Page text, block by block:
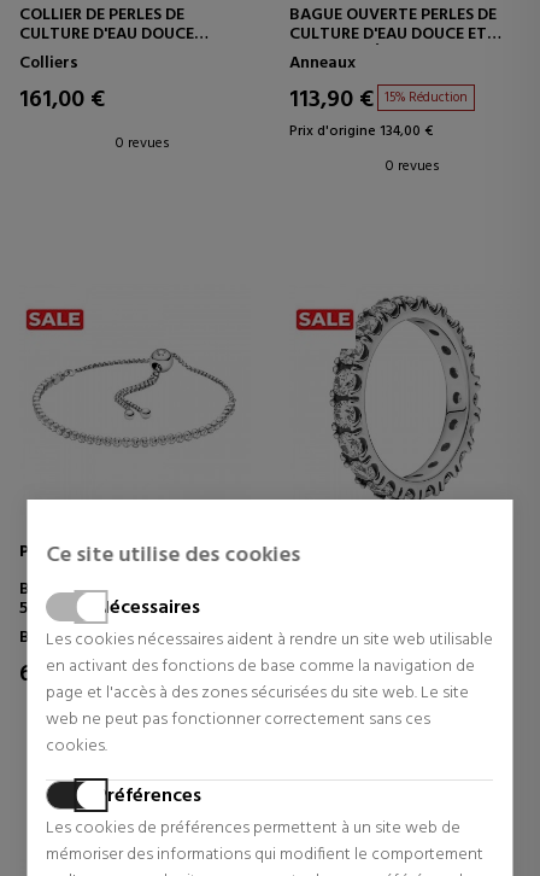
Ce site utilise des cookies
Nécessaires
Les cookies nécessaires aident à rendre un site web utilisable
en activant des fonctions de base comme la navigation de
page et l'accès à des zones sécurisées du site web. Le site
web ne peut pas fonctionner correctement sans ces
cookies.
Préférences
Les cookies de préférences permettent à un site web de
mémoriser des informations qui modifient le comportement
COLLIER DE PERLES DE
CULTURE D'EAU DOUCE
363167C01
Colliers
161,00 €
0 revues
BAGUE OUVERTE PERLES DE
CULTURE D'EAU DOUCE ET
PIERRES PRÉCIEUSES
163146C01
Anneaux
113,90 € 15% Réduction
Prix d'origine 134,00 €
0 revues
Pandora
BRACELET FIL LUMINEUX
599375C01
Bracelets
62,00 €
0 revues
Pandora
Anneaux
64,00 € 20% Réduction
Prix d'origine 80,00 €